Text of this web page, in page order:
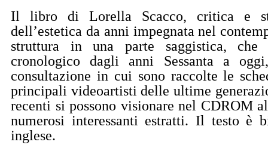
Il libro di Lorella Scacco, critica e
dell’estetica da anni impegnata nel
struttura in una parte saggistica, che
cronologico dagli anni Sessanta a
consultazione in cui sono raccolte le
principali videoartisti delle ultime
recenti si possono visionare nel CDROM
numerosi interessanti estratti. Il testo è
inglese.